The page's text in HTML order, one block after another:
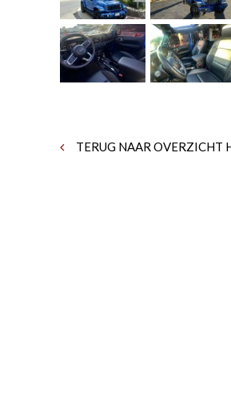
TERUG NAAR OVERZICHT